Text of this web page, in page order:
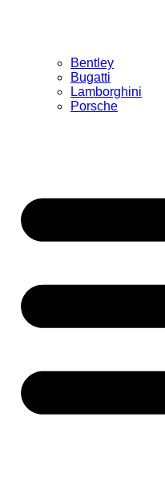
Bentley
Bugatti
Lamborghini
Porsche